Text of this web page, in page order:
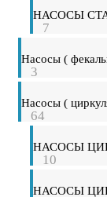
НАСОСЫ
7
Насосы (
3
Насосы (
64
НАСОСЫ
10
НАСОСЫ